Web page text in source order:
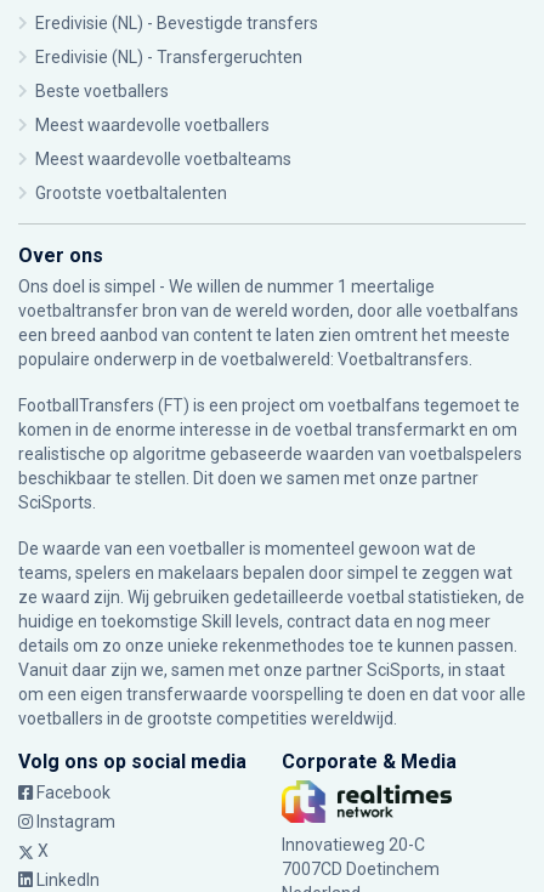
Eredivisie (NL) - Bevestigde transfers
Eredivisie (NL) - Transfergeruchten
Beste voetballers
Meest waardevolle voetballers
Meest waardevolle voetbalteams
Grootste voetbaltalenten
Over ons
Ons doel is simpel - We willen de nummer 1 meertalige
voetbaltransfer bron van de wereld worden, door alle voetbalfans
een breed aanbod van content te laten zien omtrent het meeste
populaire onderwerp in de voetbalwereld: Voetbaltransfers.
FootballTransfers (FT) is een project om voetbalfans tegemoet te
komen in de enorme interesse in de voetbal transfermarkt en om
realistische op algoritme gebaseerde waarden van voetbalspelers
beschikbaar te stellen. Dit doen we samen met onze partner
SciSports
De waarde van een voetballer is momenteel gewoon wat de
teams, spelers en makelaars bepalen door simpel te zeggen wat
ze waard zijn. Wij gebruiken gedetailleerde voetbal statistieken, de
huidige en toekomstige Skill levels, contract data en nog meer
details om zo onze unieke rekenmethodes toe te kunnen passen.
Vanuit daar zijn we, samen met onze partner SciSports, in staat
om een eigen transferwaarde voorspelling te doen en dat voor alle
voetballers in de grootste competities wereldwijd.
Volg ons op social media
Facebook
Instagram
X
LinkedIn
Corporate & Media
Innovatieweg 20-C
7007CD Doetinchem